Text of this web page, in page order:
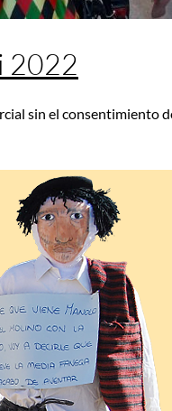
2022
sin el consentimiento